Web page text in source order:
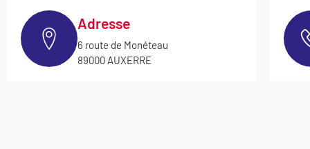
Adresse
6 route de Monéteau
89000 AUXERRE